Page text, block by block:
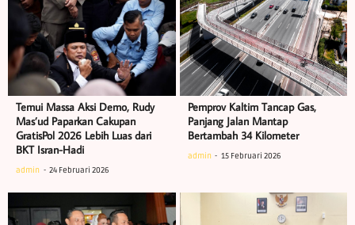
Temui Massa Aksi Demo, Rudy
Mas’ud Paparkan Cakupan
GratisPol 2026 Lebih Luas dari
BKT Isran-Hadi
admin 24 Februari 2026
Pemprov Kaltim Tancap Gas,
Panjang Jalan Mantap
Bertambah 34 Kilometer
admin 15 Februari 2026